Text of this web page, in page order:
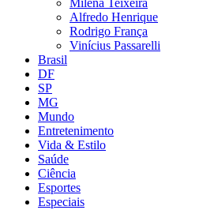
Alfredo Henrique
Rodrigo França
Vinícius Passarelli
Brasil
DF
SP
MG
Mundo
Entretenimento
Vida & Estilo
Saúde
Ciência
Esportes
Especiais